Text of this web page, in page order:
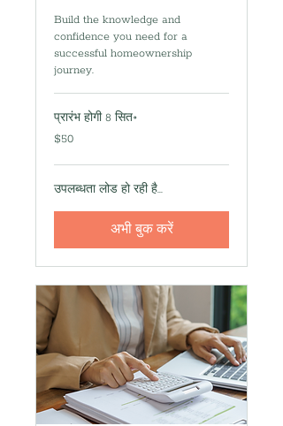
Build the knowledge and
confidence you need for a
successful homeownership
journey.
प्रारंभ होगी 8 सित॰
50
यूएस
$50
उपलब्धता लोड हो रही है...
अभी बुक करें